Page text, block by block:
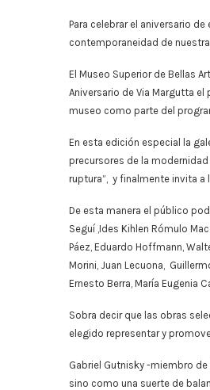
Para celebrar el aniversario
contemporaneidad de
El Museo Superior de Bellas
Aniversario de Via Margutta
museo como parte del
En esta edición especial la
precursores de la
ruptura”, y finalmente invita
De esta manera el público
Seguí ,Ides Kihlen Rómulo
Páez, Eduardo Hoffmann,
Morini, Juan Lecuona,
Ernesto Berra, María Eugenia
Sobra decir que las obras
elegido representar y
Gabriel Gutnisky -miembro
sino como una suerte de